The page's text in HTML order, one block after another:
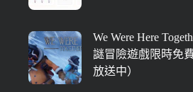
We Were Here
謎冒險遊戲限時免
放送中）